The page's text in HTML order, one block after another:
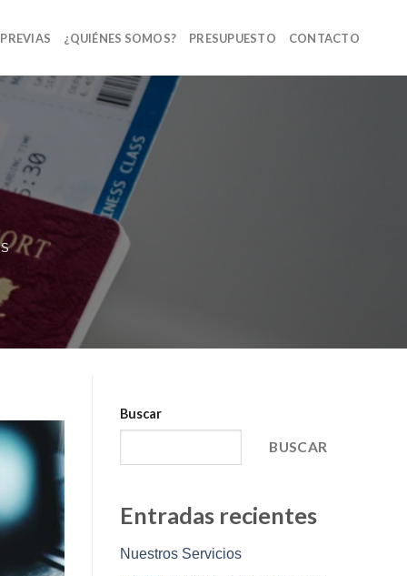
¿QUIÉNES SOMOS? PRESUPUESTO CONTACTO
Buscar
BUSCAR
Entradas recientes
Nuestros Servicios